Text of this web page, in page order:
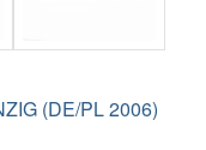
(DE/PL 2006)